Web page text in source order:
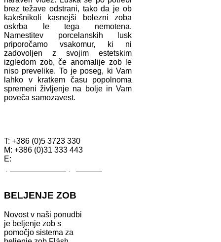
brez težave odstrani, tako da je ob
kakršnikoli kasnejši bolezni zoba
oskrba le tega nemotena.
Namestitev porcelanskih lusk
priporočamo vsakomur, ki ni
zadovoljen z svojim estetskim
izgledom zob, če anomalije zob le
niso prevelike. To je poseg, ki Vam
lahko v kratkem času popolnoma
spremeni življenje na bolje in Vam
poveča samozavest.
T: +386 (0)5 3723 330
M: +386 (0)31 333 443
E:
BELJENJE ZOB
Novost v naši ponudbi
je beljenje zob s
pomočjo sistema za